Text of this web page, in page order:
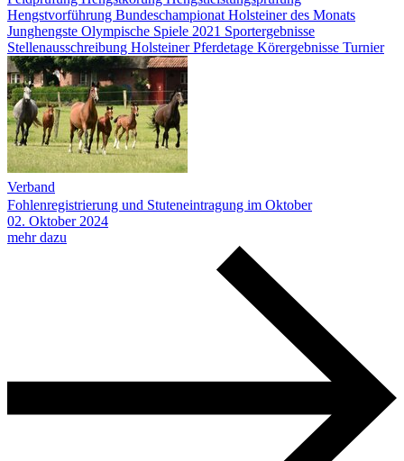
Hengstvorführung Bundeschampionat Holsteiner des Monats
Junghengste Olympische Spiele 2021 Sportergebnisse
Stellenausschreibung Holsteiner Pferdetage Körergebnisse Turnier
Verband
Fohlenregistrierung und Stuteneintragung im Oktober
02. Oktober 2024
mehr dazu